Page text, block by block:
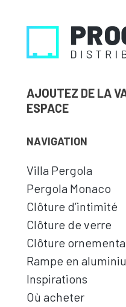
AJOUTEZ DE LA
ESPACE
NAVIGATION
Villa Pergola
Pergola Monaco
Clôture d’intimité
Clôture de verre
Clôture
Rampe en
Inspirations
Où acheter